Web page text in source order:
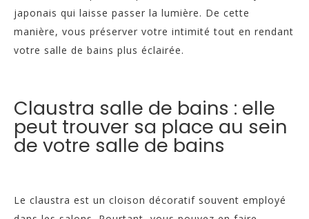
japonais qui laisse passer la lumière. De cette
manière, vous préserver votre intimité tout en rendant
votre salle de bains plus éclairée.
Claustra salle de bains : elle
peut trouver sa place au sein
de votre salle de bains
Le claustra est un cloison décoratif souvent employé